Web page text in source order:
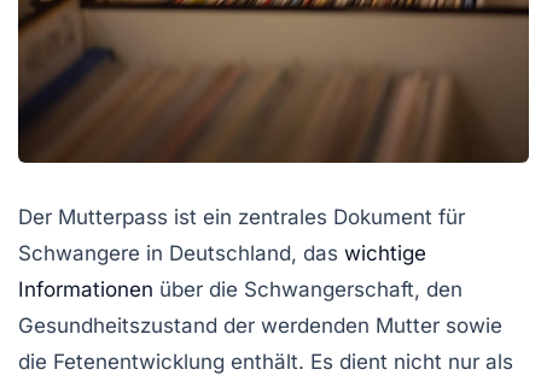
Der Mutterpass ist ein zentrales Dokument für
Schwangere in Deutschland, das wichtige
Informationen über die Schwangerschaft, den
Gesundheitszustand der werdenden Mutter sowie
die Fetenentwicklung enthält. Es dient nicht nur als